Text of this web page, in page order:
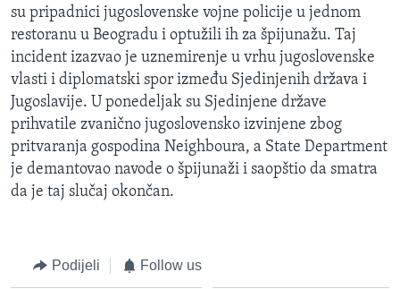
PRATITE NAS
Jezici
su pripadnici jugoslovenske vojne policije u jednom
restoranu u Beogradu i optužili ih za špijunažu. Taj
incident izazvao je uznemirenje u vrhu jugoslovenske
vlasti i diplomatski spor između Sjedinjenih država i
Jugoslavije. U ponedeljak su Sjedinjene države
prihvatile zvanično jugoslovensko izvinjene zbog
pritvaranja gospodina Neighboura, a State Department
je demantovao navode o špijunaži i saopštio da smatra
da je taj slučaj okončan.
Podijeli Follow us